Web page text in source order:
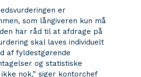
er
som långiveren kun må
har råd til at afdrage på
skal laves individuelt
af fyldestgørende
og statistiske
nok,” siger kontorchef